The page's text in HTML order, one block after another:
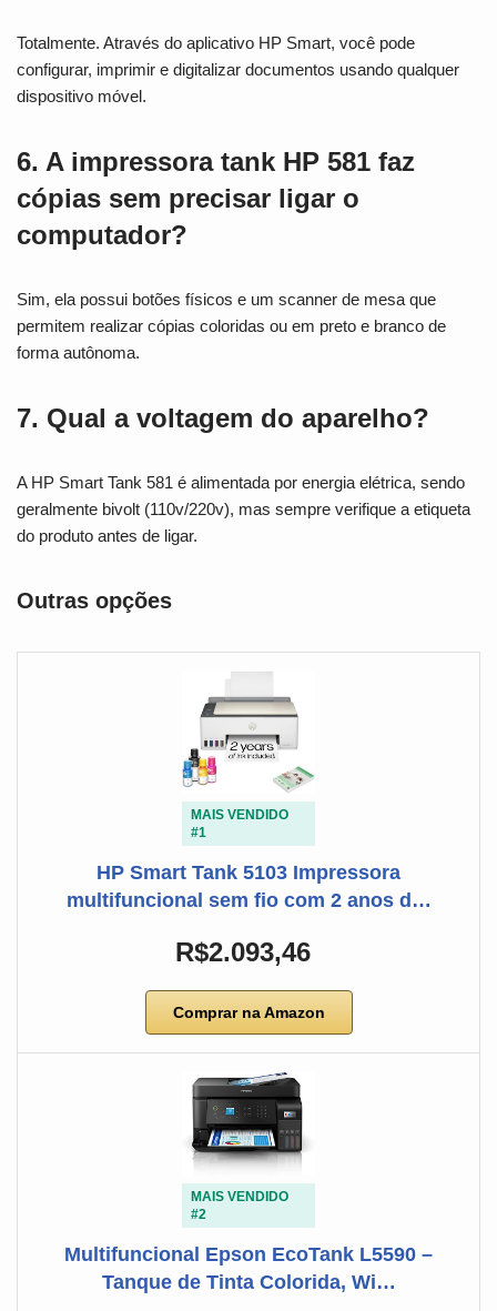
Totalmente. Através do aplicativo HP Smart, você pode
configurar, imprimir e digitalizar documentos usando qualquer
dispositivo móvel.
6. A impressora tank HP 581 faz
cópias sem precisar ligar o
computador?
Sim, ela possui botões físicos e um scanner de mesa que
permitem realizar cópias coloridas ou em preto e branco de
forma autônoma.
7. Qual a voltagem do aparelho?
A HP Smart Tank 581 é alimentada por energia elétrica, sendo
geralmente bivolt (110v/220v), mas sempre verifique a etiqueta
do produto antes de ligar.
Outras opções
MAIS VENDIDO
#1
HP Smart Tank 5103 Impressora
multifuncional sem fio com 2 anos d…
R$2.093,46
Comprar na Amazon
MAIS VENDIDO
#2
Multifuncional Epson EcoTank L5590 –
Tanque de Tinta Colorida, Wi…